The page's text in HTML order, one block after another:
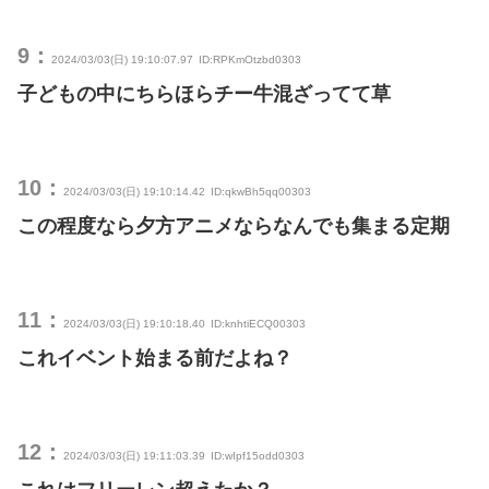
9： 2024/03/03(日) 19:10:07.97 ID:RPKmOtzbd0303
子どもの中にちらほらチー牛混ざってて草
10： 2024/03/03(日) 19:10:14.42 ID:qkwBh5qq00303
この程度なら夕方アニメならなんでも集まる定期
11： 2024/03/03(日) 19:10:18.40 ID:knhtiECQ00303
これイベント始まる前だよね？
12： 2024/03/03(日) 19:11:03.39 ID:wIpf15odd0303